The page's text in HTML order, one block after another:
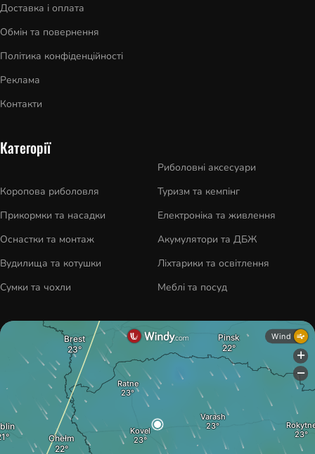
Доставка і оплата
Обмін та повернення
Політика конфіденційності
Реклама
Контакти
Категорії
Коропова риболовля
Прикормки та насадки
Оснастки та монтаж
Вудилища та котушки
Сумки та чохли
Риболовні аксесуари
Туризм та кемпінг
Електроніка та живлення
Акумулятори та ДБЖ
Ліхтарики та освітлення
Меблі та посуд